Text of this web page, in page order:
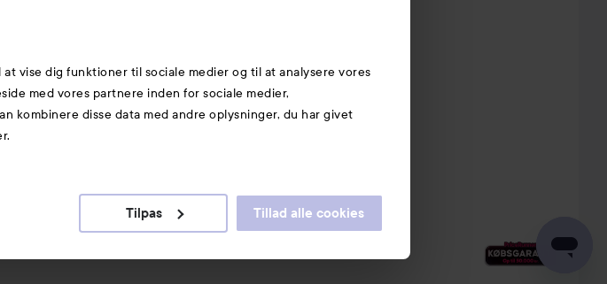
vise dig funktioner til sociale medier og til at analysere vores
med vores partnere inden for sociale medier,
kombinere disse data med andre oplysninger, du har givet
Tilpas Tillad alle cookies